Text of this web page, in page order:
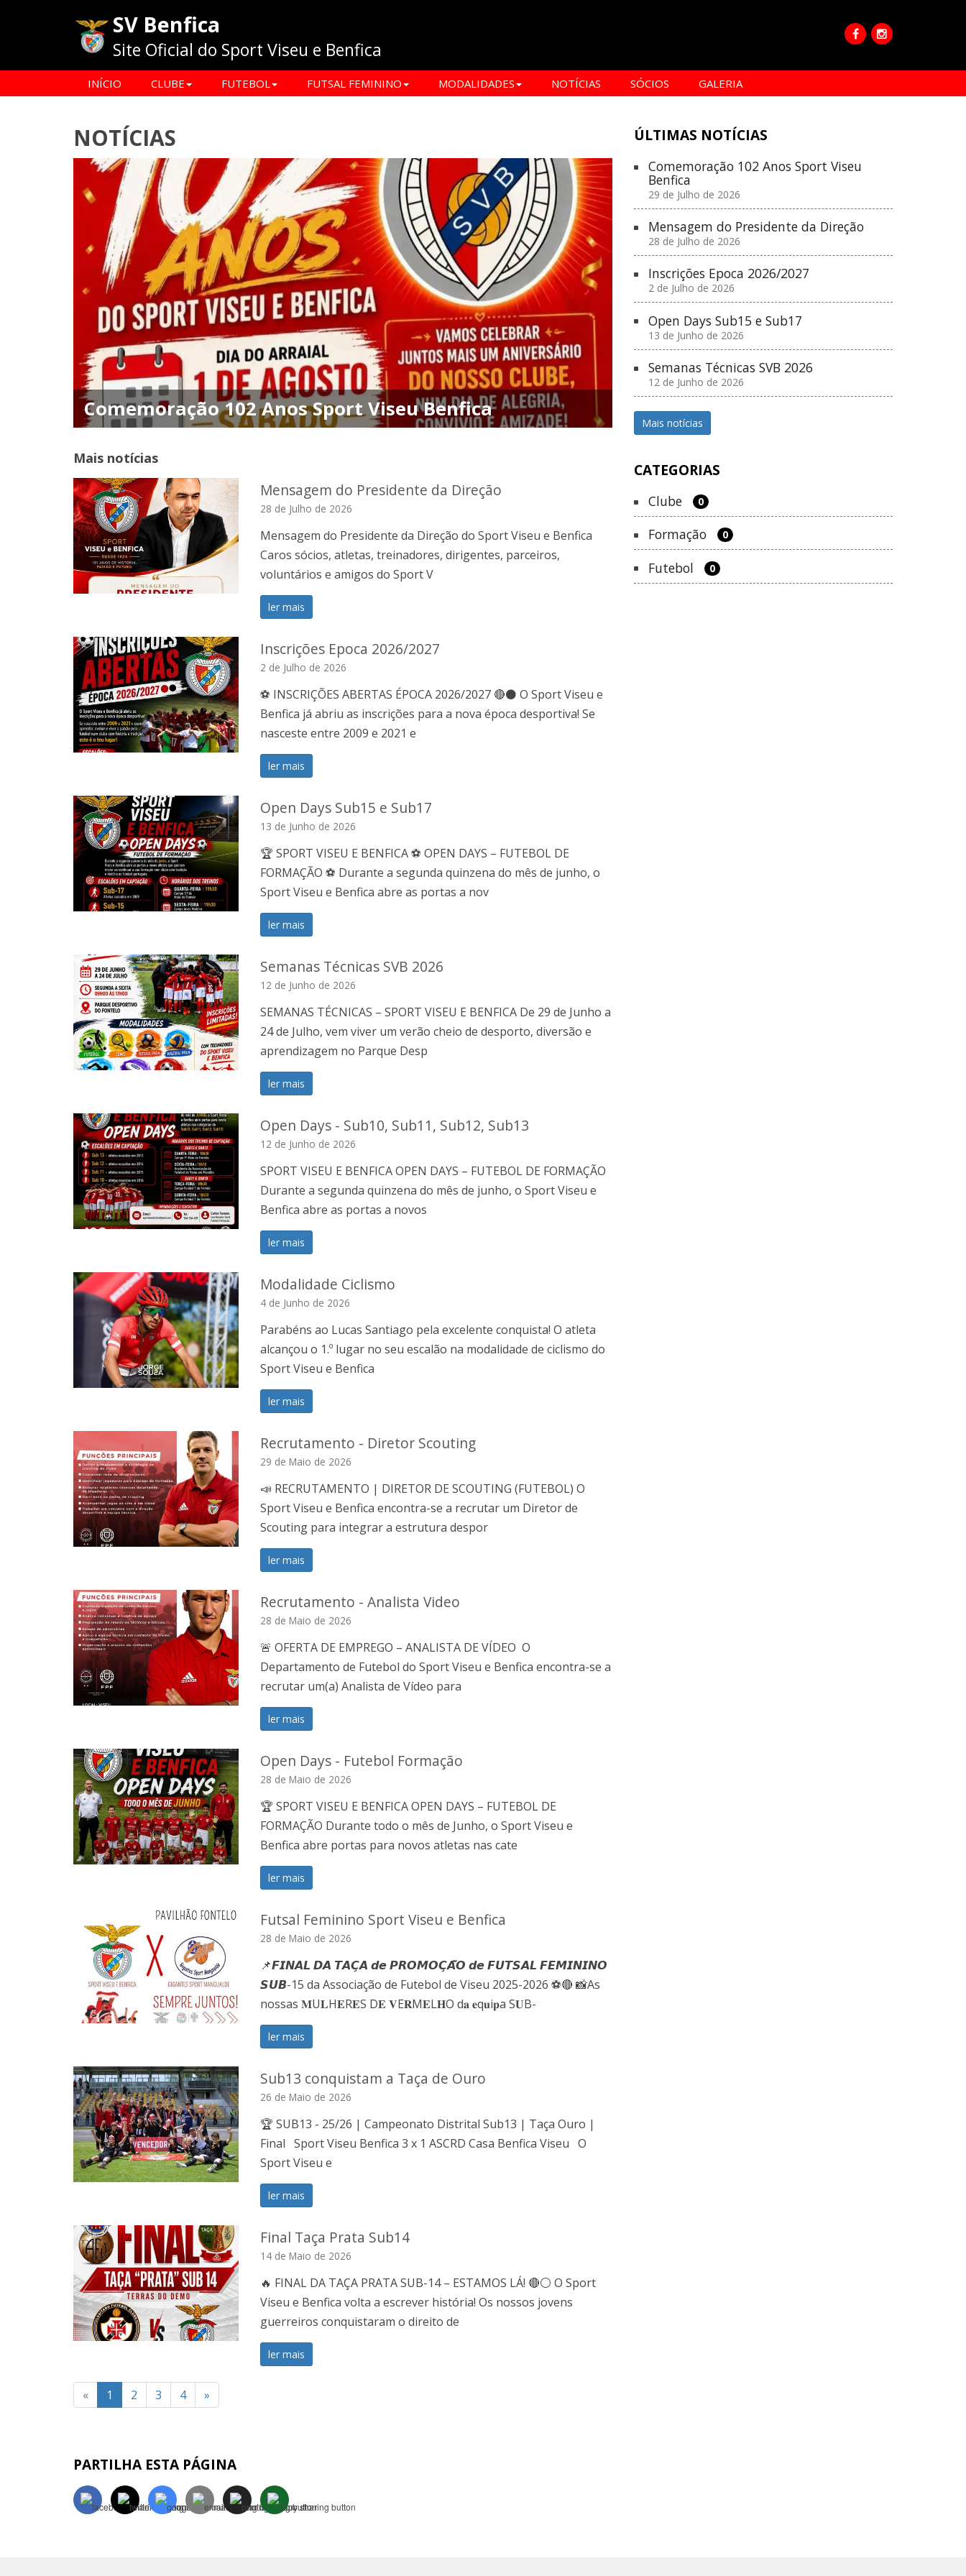
SV Benfica
Site Oficial do Sport Viseu e Benfica
INÍCIO CLUBE FUTEBOL FUTSAL FEMININO MODALIDADES NOTÍCIAS SÓCIOS GALERIA
NOTÍCIAS
Comemoração 102 Anos Sport Viseu Benfica
Mais notícias
Mensagem do Presidente da Direção
28 de Julho de 2026
Mensagem do Presidente da Direção do Sport Viseu e Benfica
Caros sócios, atletas, treinadores, dirigentes, parceiros,
voluntários e amigos do Sport V
ler mais
Inscrições Epoca 2026/2027
2 de Julho de 2026
⚽ INSCRIÇÕES ABERTAS ÉPOCA 2026/2027 🔴⚫ O Sport Viseu e
Benfica já abriu as inscrições para a nova época desportiva! Se
nasceste entre 2009 e 2021 e
ler mais
Open Days Sub15 e Sub17
13 de Junho de 2026
🏆 SPORT VISEU E BENFICA ⚽ OPEN DAYS – FUTEBOL DE
FORMAÇÃO ⚽ Durante a segunda quinzena do mês de junho, o
Sport Viseu e Benfica abre as portas a nov
ler mais
Semanas Técnicas SVB 2026
12 de Junho de 2026
SEMANAS TÉCNICAS – SPORT VISEU E BENFICA De 29 de Junho a
24 de Julho, vem viver um verão cheio de desporto, diversão e
aprendizagem no Parque Desp
ler mais
Open Days - Sub10, Sub11, Sub12, Sub13
12 de Junho de 2026
SPORT VISEU E BENFICA OPEN DAYS – FUTEBOL DE FORMAÇÃO
Durante a segunda quinzena do mês de junho, o Sport Viseu e
Benfica abre as portas a novos
ler mais
Modalidade Ciclismo
4 de Junho de 2026
Parabéns ao Lucas Santiago pela excelente conquista! O atleta
alcançou o 1.º lugar no seu escalão na modalidade de ciclismo do
Sport Viseu e Benfica
ler mais
Recrutamento - Diretor Scouting
29 de Maio de 2026
📣 RECRUTAMENTO | DIRETOR DE SCOUTING (FUTEBOL) O
Sport Viseu e Benfica encontra-se a recrutar um Diretor de
Scouting para integrar a estrutura despor
ler mais
Recrutamento - Analista Video
28 de Maio de 2026
🚨 OFERTA DE EMPREGO – ANALISTA DE VÍDEO O
Departamento de Futebol do Sport Viseu e Benfica encontra-se a
recrutar um(a) Analista de Vídeo para
ler mais
Open Days - Futebol Formação
28 de Maio de 2026
🏆 SPORT VISEU E BENFICA OPEN DAYS – FUTEBOL DE
FORMAÇÃO Durante todo o mês de Junho, o Sport Viseu e
Benfica abre portas para novos atletas nas cate
ler mais
Futsal Feminino Sport Viseu e Benfica
28 de Maio de 2026
📌𝙁𝙄𝙉𝘼𝙇 𝘿𝘼 𝙏𝘼𝘾̧𝘼 𝙙𝙚 𝙋𝙍𝙊𝙈𝙊𝘾̧𝘼̃𝙊 𝙙𝙚 𝙁𝙐𝙏𝙎𝘼𝙇 𝙁𝙀𝙈𝙄𝙉𝙄𝙉𝙊
𝙎𝙐𝘽-15 da Associação de Futebol de Viseu 2025-2026 ⚽️🔴 📸As
nossas 𝐌U𝐋H𝐄R𝐄S D𝐄 𝐕E𝐑M𝐄L𝐇O d𝐚 𝐞q𝐮i𝐩a S𝐔B-
ler mais
Sub13 conquistam a Taça de Ouro
26 de Maio de 2026
🏆 SUB13 - 25/26 | Campeonato Distrital Sub13 | Taça Ouro |
Final Sport Viseu Benfica 3 x 1 ASCRD Casa Benfica Viseu O
Sport Viseu e
ler mais
Final Taça Prata Sub14
14 de Maio de 2026
🔥 FINAL DA TAÇA PRATA SUB-14 – ESTAMOS LÁ! 🔴⚪ O Sport
Viseu e Benfica volta a escrever história! Os nossos jovens
guerreiros conquistaram o direito de
ler mais
« 1 2 3 4 »
PARTILHA ESTA PÁGINA
ÚLTIMAS NOTÍCIAS
Comemoração 102 Anos Sport Viseu
Benfica
29 de Julho de 2026
Mensagem do Presidente da Direção
28 de Julho de 2026
Inscrições Epoca 2026/2027
2 de Julho de 2026
Open Days Sub15 e Sub17
13 de Junho de 2026
Semanas Técnicas SVB 2026
12 de Junho de 2026
Mais notícias
CATEGORIAS
Clube 0
Formação 0
Futebol 0